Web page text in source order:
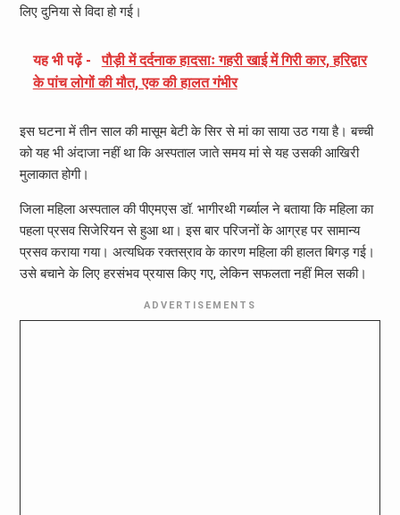
लिए दुनिया से विदा हो गई।
यह भी पढ़ें -
पौड़ी में दर्दनाक हादसाः गहरी खाई में गिरी कार, हरिद्वार
के पांच लोगों की मौत, एक की हालत गंभीर
इस घटना में तीन साल की मासूम बेटी के सिर से मां का साया उठ गया है। बच्ची
को यह भी अंदाजा नहीं था कि अस्पताल जाते समय मां से यह उसकी आखिरी
मुलाकात होगी।
जिला महिला अस्पताल की पीएमएस डॉ. भागीरथी गर्ब्याल ने बताया कि महिला का
पहला प्रसव सिजेरियन से हुआ था। इस बार परिजनों के आग्रह पर सामान्य
प्रसव कराया गया। अत्यधिक रक्तस्राव के कारण महिला की हालत बिगड़ गई।
उसे बचाने के लिए हरसंभव प्रयास किए गए, लेकिन सफलता नहीं मिल सकी।
ADVERTISEMENTS